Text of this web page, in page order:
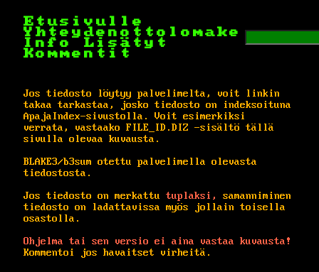
Etusivulle
Yhteydenottolomake
Info
Lisätyt
Kommentit
Jos tiedosto löytyy palvelimelta, voit linkin
takaa tarkastaa, josko tiedosto on indeksoituna
ApajaIndex-sivustolla. Voit esimerkiksi
verrata, vastaako FILE_ID.DIZ -sisältö tällä
sivulla olevaa kuvausta.
BLAKE3/b3sum otettu palvelimella olevasta
tiedostosta.
Jos tiedosto on merkattu tuplaksi,
samanniminen
tiedosto on ladattavissa myös jollain toisella
osastolla.
Ohjelma tai sen versio ei aina vastaa kuvausta!
Kommentoi jos havaitset virheitä.